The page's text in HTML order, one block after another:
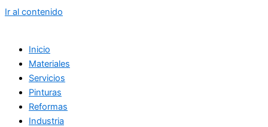
Ir al contenido
Inicio
Materiales
Servicios
Pinturas
Reformas
Industria